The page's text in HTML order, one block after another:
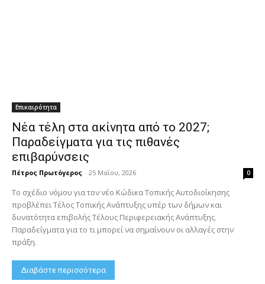
Επικαιρότητα
Νέα τέλη στα ακίνητα από το 2027;
Παραδείγματα για τις πιθανές
επιβαρύνσεις
Πέτρος Πρωτόγερος - 25 Μαΐου, 2026 0
Το σχέδιο νόμου για τον νέο Κώδικα Τοπικής Αυτοδιοίκησης
προβλέπει Τέλος Τοπικής Ανάπτυξης υπέρ των δήμων και
δυνατότητα επιβολής Τέλους Περιφερειακής Ανάπτυξης.
Παραδείγματα για το τι μπορεί να σημαίνουν οι αλλαγές στην
πράξη.
Διαβάστε περισσότερα